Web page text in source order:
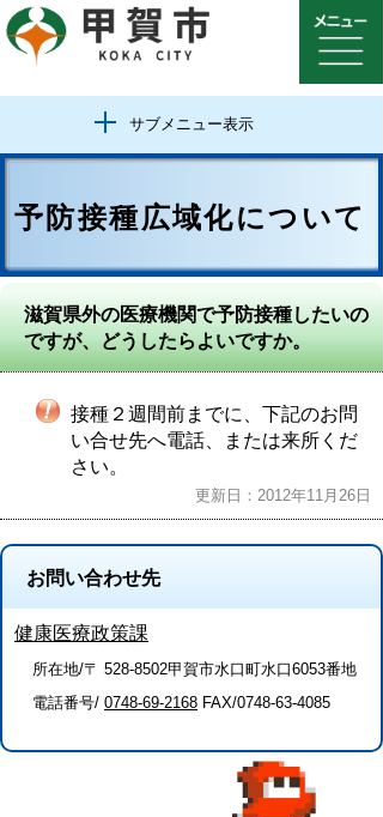
サブメニュー表示
予防接種広域化について
滋賀県外の医療機関で予防接種したいの
ですが、どうしたらよいですか。
接種２週間前までに、下記のお問
い合せ先へ電話、または来所くだ
さい。
更新日：2012年11月26日
お問い合わせ先
健康医療政策課
所在地/〒 528-8502甲賀市水口町水口6053番地
電話番号/ 0748-69-2168 FAX/0748-63-4085